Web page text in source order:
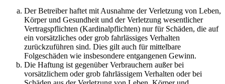
Der Betreiber haftet mit Ausnahme der Verletzung von Leben,
Körper und Gesundheit und der Verletzung wesentlicher
Vertragspflichten (Kardinalpflichten) nur für Schäden, die auf
ein vorsätzliches oder grob fahrlässiges Verhalten
zurückzuführen sind. Dies gilt auch für mittelbare
Folgeschäden wie insbesondere entgangenen Gewinn.
Die Haftung ist gegenüber Verbrauchern außer bei
vorsätzlichem oder grob fahrlässigem Verhalten oder bei